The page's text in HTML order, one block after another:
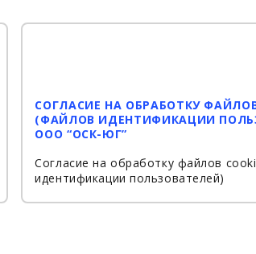
СОГЛАСИЕ НА ОБРАБОТКУ ФАЙЛОВ
(ФАЙЛОВ ИДЕНТИФИКАЦИИ
ООО “ОСК-ЮГ”
Согласие на обработку файлов
идентификации пользователей)